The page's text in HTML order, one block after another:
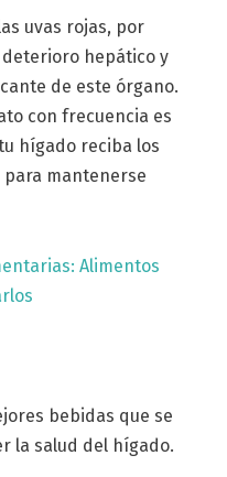
uvas rojas, por
hepático y
de este órgano.
con frecuencia es
hígado reciba los
mantenerse
Alimentos
bebidas que se
la salud del hígado.